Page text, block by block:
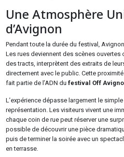
Une Atmosphère
d’Avignon
Pendant toute la durée du festival,
Les rues deviennent des scènes
des tracts, interprètent des extraits de
directement avec le public. Cette
fait partie de l’ADN du festival Off
L’expérience dépasse largement le
représentation. Les visiteurs vivent une
chaque coin de rue peut réserver une
possible de découvrir une pièce
puis de terminer la soirée avec un
en terrasse.